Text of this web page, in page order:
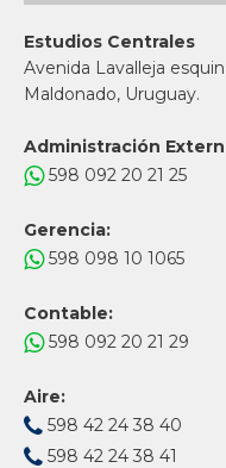
Estudios Centrales
Avenida Lavalleja
Maldonado, Uruguay.
Administración
598 092 20 21 25
Gerencia:
598 098 10 1065
Contable:
598 092 20 21 29
Aire:
598 42 24 38 40
598 42 24 38 41